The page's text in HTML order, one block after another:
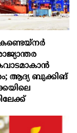
ആദ്യ ബുക്കിങ്